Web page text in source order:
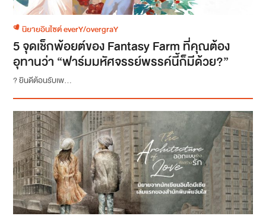
นิยายอินไซต์ everY/overgraY
5 จุดเช็กพ้อยต์ของ Fantasy Farm ที่คุณต้อง
อุทานว่า “ฟาร์มมหัศจรรย์พรรค์นี้ก็มีด้วย?”
? ยินดีต้อนรับเพ...